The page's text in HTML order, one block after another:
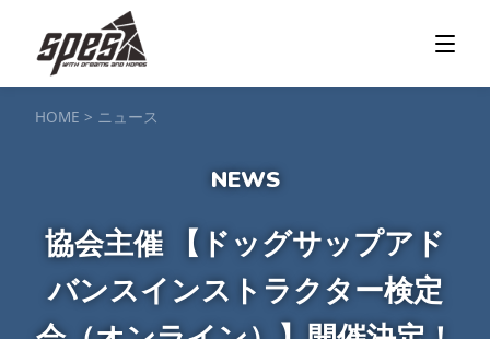
那須矢の目ダム湖
ツアー＆料金プラン
フォト＆ムービー
塩原渓谷 カヌー / 遊覧サップ
スノーボードスクール
プライベートレッスン
ジュニア育成特別レッスン「Jクラブ」
Spesハンターマニア
レッスンの流れ・服装
キャンプ・イベントアクセス
HOME > ニュース
協会主催 【ドッグサップアド
バンスインストラクター検定